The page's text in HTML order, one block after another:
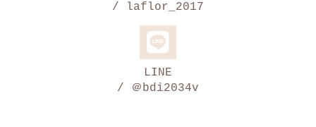
/ laflor_2017
LINE
/ ＠bdi2034v